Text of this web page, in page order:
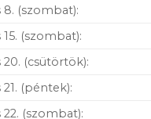
8. (szombat):
15. (szombat):
20. (csütörtök):
21. (péntek):
22. (szombat):